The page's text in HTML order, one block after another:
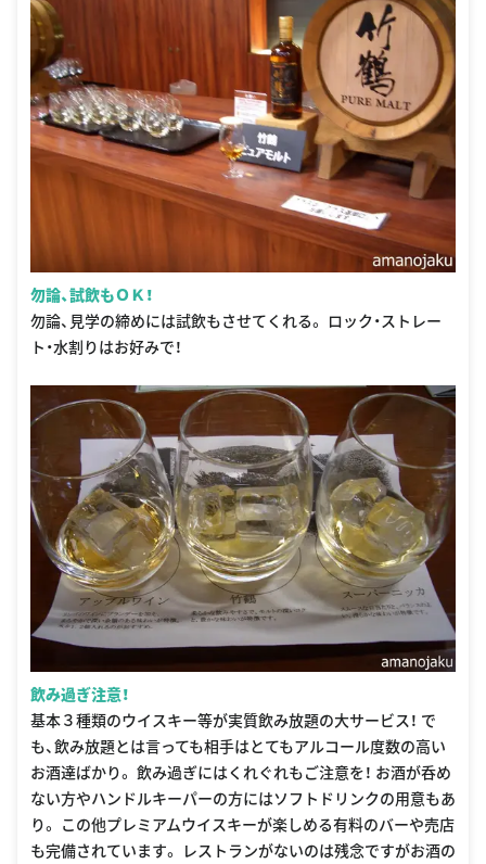
勿論、試飲もＯＫ！
勿論、見学の締めには試飲もさせてくれる。 ロック・ストレー
ト・水割りはお好みで！
飲み過ぎ注意！
基本３種類のウイスキー等が実質飲み放題の大サービス！ で
も、飲み放題とは言っても相手はとてもアルコール度数の高い
お酒達ばかり。 飲み過ぎにはくれぐれもご注意を！ お酒が呑め
ない方やハンドルキーパーの方にはソフトドリンクの用意もあ
り。 この他プレミアムウイスキーが楽しめる有料のバーや売店
も完備されています。 レストランがないのは残念ですがお酒の